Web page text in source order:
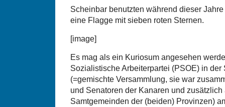
Scheinbar benutzten während dieser
eine Flagge mit sieben roten Sternen.
[image]
Es mag als ein Kuriosum angesehen
Sozialistische Arbeiterpartei (PSOE) in
(=gemischte Versammlung, sie war
und Senatoren der Kanaren und
Samtgemeinden der (beiden) Provinzen)